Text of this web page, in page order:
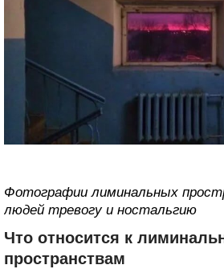
Фотографии лиминальных
людей тревогу и ностальгию
Что относится к
пространствам